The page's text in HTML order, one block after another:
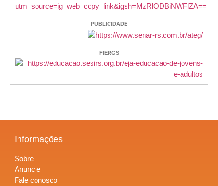
PUBLICIDADE
FIERGS
Informações
Sobre
Anuncie
Fale conosco